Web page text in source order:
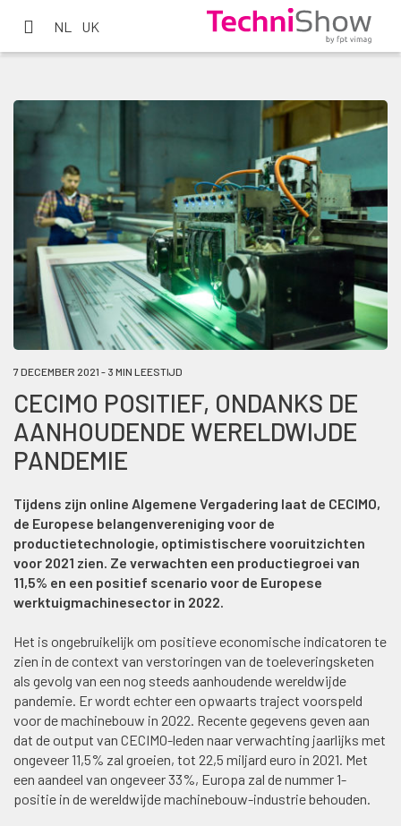
NL UK
7 DECEMBER 2021 - 3 MIN LEESTIJD
CECIMO POSITIEF, ONDANKS DE
AANHOUDENDE WERELDWIJDE
PANDEMIE
Tijdens zijn online Algemene Vergadering laat de CECIMO,
de Europese belangenvereniging voor de
productietechnologie, optimistischere vooruitzichten
voor 2021 zien. Ze verwachten een productiegroei van
11,5% en een positief scenario voor de Europese
werktuigmachinesector in 2022.
Het is ongebruikelijk om positieve economische indicatoren te
zien in de context van verstoringen van de toeleveringsketen
als gevolg van een nog steeds aanhoudende wereldwijde
pandemie. Er wordt echter een opwaarts traject voorspeld
voor de machinebouw in 2022. Recente gegevens geven aan
dat de output van CECIMO-leden naar verwachting jaarlijks met
ongeveer 11,5% zal groeien, tot 22,5 miljard euro in 2021. Met
een aandeel van ongeveer 33%, Europa zal de nummer 1-
positie in de wereldwijde machinebouw-industrie behouden.